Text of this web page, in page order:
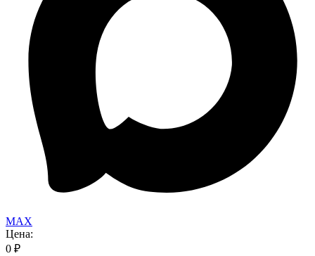
MAX
Цена:
0 ₽